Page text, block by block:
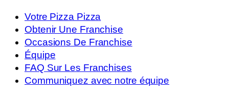
Votre Pizza Pizza
Obtenir Une Franchise
Occasions De Franchise
Équipe
FAQ Sur Les Franchises
Communiquez avec notre équipe